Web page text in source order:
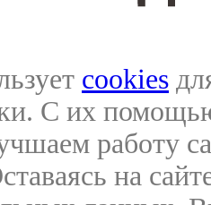
cookies
С их
работу
на